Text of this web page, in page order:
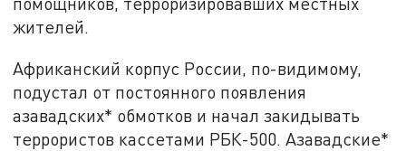
жителей.
Африканский корпус России, по-видимому,
подустал от постоянного появления
азавадских* обмотков и начал закидывать
террористов кассетами РБК-500. Азавадские*